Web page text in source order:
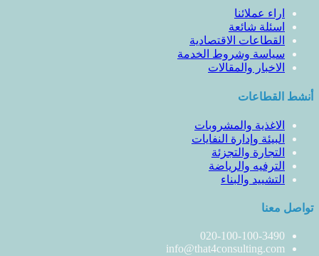
اراء عملائنا
اسئلة شائعة
القطاعات الاقتصادية
سياسة وشروط الخدمة
الاخبار والمقالات
أنشط القطاعات
الاغذية والمشروبات
البيئة وإدارة النفايات
التجارة والتجزئة
الترفيه والرياضة
التشييد والبناء
تواصل معنا
020-100-100-3490
info@that4consulting.com